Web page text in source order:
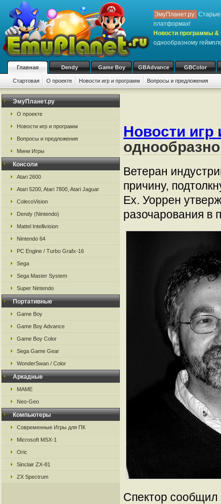
ЭмуПланет.ру: Старые
платформах!
Новости программы &
однообразному
Главная Dendy Game Boy GBAdvance GBColor
Стартовая О проекте Новости игр и программ Вопросы и предложения
ЭмуПланет.ру
О проекте
Новости игр и программ
Вопросы и предложения
Мини Игры
Консоли
Atari 2600
Atari 5200, Atari 7800, Atari Jaguar
ColecoVision
Dendy (Nintendo)
Mattel Intellivision
Nintendo 64
PC Engine / Turbo Grafx-16
Sega
Sega Master System
Super Nintendo
Портативные
Game Boy
Game Boy Advance
Game Boy Color
Sega Game Gear
WonderSwan / Color
Аркадные
MAME
Neo-Geo
Компьютеры
Современные Игры для ПК
Microsoft MSX-1
Oric
Sinclair ZX-81
ZX Spectrum
Новости игр
Ветеран
причину,
Ex. Уоррен
разочарования в
Спектор сообщил